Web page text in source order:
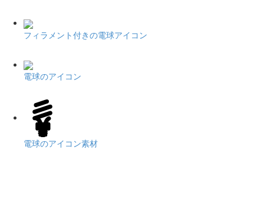
フィラメント付きの電球アイコン
電球のアイコン
電球のアイコン素材